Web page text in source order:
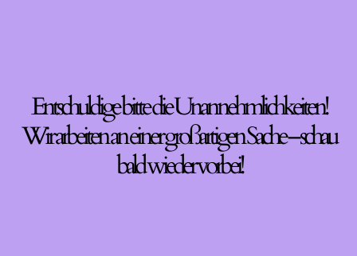
Entschuldige bitte die Unannehmlichkeiten!
Wir arbeiten an einer großartigen Sache – schau
bald wieder vorbei!